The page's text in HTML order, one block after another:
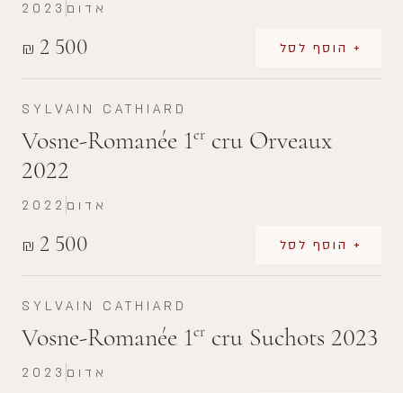
₪ 2 500 + הוסף לסל
2023 אדום
SYLVAIN CATHIARD
Vosne-Romanée 1er cru Orveaux
2022
₪ 2 500 + הוסף לסל
2022 אדום
SYLVAIN CATHIARD
Vosne-Romanée 1er cru Suchots 2023
2023 אדום